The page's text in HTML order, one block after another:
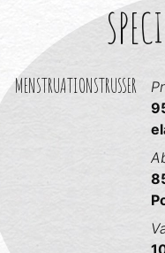
MENSTRUATIONSTRUSSER